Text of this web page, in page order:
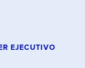
EJECUTIVO